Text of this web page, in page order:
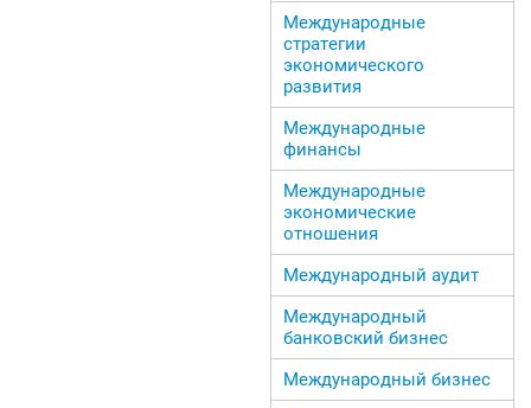
Международные
стратегии
экономического
развития
Международные
финансы
Международные
экономические
отношения
Международный аудит
Международный
банковский бизнес
Международный бизнес